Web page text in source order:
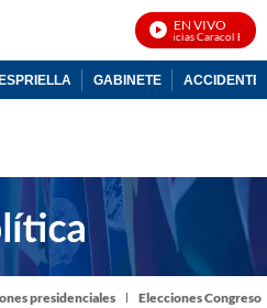
EN VIVO
Noticias Caracol En Vivo
GABINETE ACCIDENTE
presidenciales Elecciones Congreso